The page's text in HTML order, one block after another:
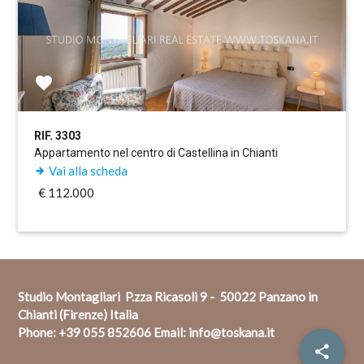
RIF. 3303
Appartamento nel centro di Castellina in Chianti
Vai alla scheda
€ 112.000
Studio Montagliari P.zza Ricasoli 9 - 50022 Panzano in
Chianti (Firenze) Italia
Phone: +39 055 852606 Email: info@toskana.it